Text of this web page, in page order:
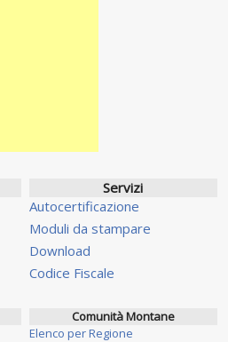
Servizi
Autocertificazione
Moduli da stampare
Download
Codice Fiscale
Comunità Montane
Elenco per Regione